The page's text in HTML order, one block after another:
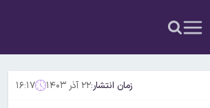
زمان انتشار:۲۲ آذر ۱۴۰۳ ۱۶:۱۷